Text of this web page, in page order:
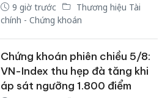
9 giờ trước
Thương hiệu Tài
chính - Chứng khoán
Chứng khoán phiên chiều 5/8:
VN-Index thu hẹp đà tăng khi
áp sát ngưỡng 1.800 điểm